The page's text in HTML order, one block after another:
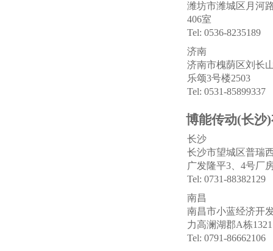
潍坊市潍城区月河
406室
Tel: 0536-8235189
济南
济南市槐荫区刘长
乐颂3号楼2503
Tel: 0531-85899337
博能传动(长沙
长沙
长沙市望城区普瑞
广发隆平3、4号厂
Tel: 0731-88382129
南昌
南昌市小蓝经济开
力高澜湖郡A栋1321
Tel: 0791-86662106